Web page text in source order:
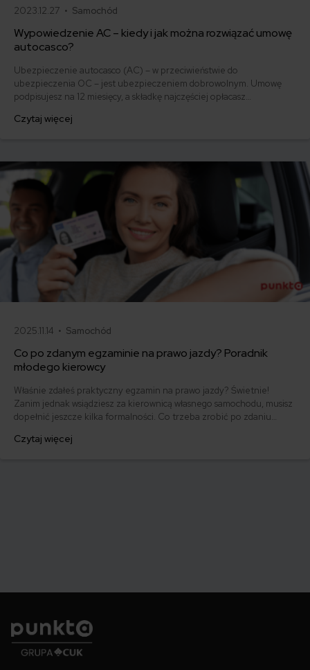
2023.12.27 • Samochód
Wypowiedzenie AC – kiedy i jak można rozwiązać umowę
autocasco?
Ubezpieczenie autocasco (AC) – w przeciwieństwie do
ubezpieczenia OC – jest ubezpieczeniem dobrowolnym. Umowę
podpisujesz na 12 miesięcy, a składkę najczęściej opłacasz
ofertę lub zdecydowałeś się sprzedać samochód w trakcie trwania
Czytaj więcej
2025.11.14 • Samochód
Co po zdanym egzaminie na prawo jazdy? Poradnik
młodego kierowcy
Właśnie zdałeś praktyczny egzamin na prawo jazdy? Świetnie!
Zanim jednak wsiądziesz za kierownicą własnego samochodu, musisz
dopełnić jeszcze kilka formalności. Co trzeba zrobić po zdaniu
którym szybko załatwisz sprawy urzędowe i będziesz mógł prowadzić
Czytaj więcej